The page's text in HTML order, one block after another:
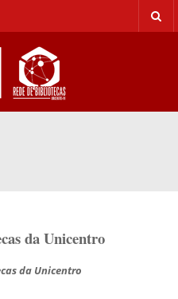
da Unicentro
da Unicentro